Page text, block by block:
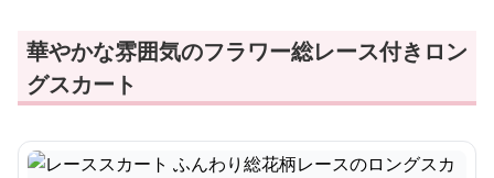
華やかな雰囲気のフラワー総レース付きロン
グスカート